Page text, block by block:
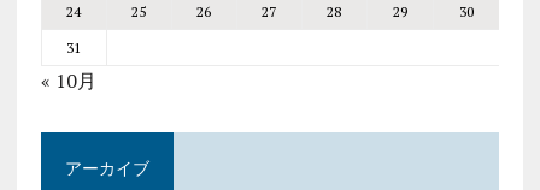
24
25 26 27 28 29
30
31
« 10月
アーカイブ